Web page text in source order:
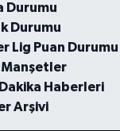
Durumu
Durumu
Lig Puan
Manşetler
Haberleri
Arşivi